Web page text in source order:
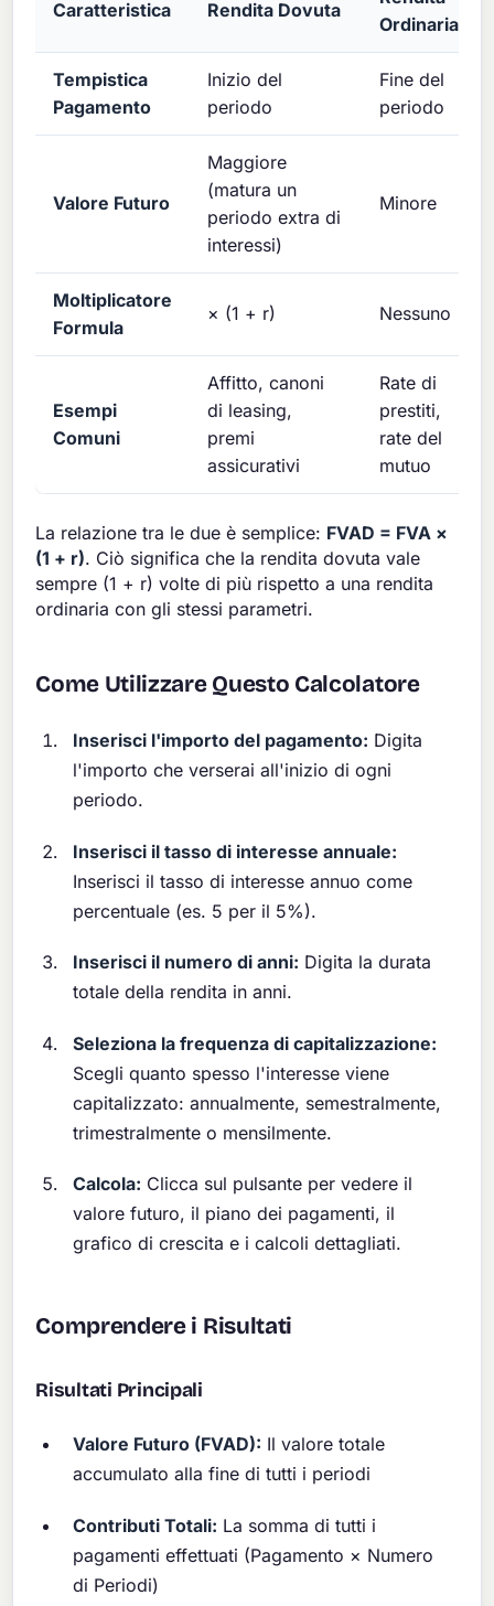
Caratteristica Rendita Dovuta
Ordinaria
Tempistica
Pagamento
Inizio del
periodo
Fine del
periodo
Valore Futuro
Maggiore
(matura un
periodo extra di
interessi)
Minore
Moltiplicatore
Formula
× (1 + r) Nessuno
Esempi
Comuni
Affitto, canoni
di leasing,
premi
assicurativi
Rate di
prestiti,
rate del
mutuo
La relazione tra le due è semplice: FVAD = FVA ×
(1 + r). Ciò significa che la rendita dovuta vale
sempre (1 + r) volte di più rispetto a una rendita
ordinaria con gli stessi parametri.
Come Utilizzare Questo Calcolatore
Inserisci l'importo del pagamento: Digita
l'importo che verserai all'inizio di ogni
periodo.
Inserisci il tasso di interesse annuale:
Inserisci il tasso di interesse annuo come
percentuale (es. 5 per il 5%).
Inserisci il numero di anni: Digita la durata
totale della rendita in anni.
Seleziona la frequenza di capitalizzazione:
Scegli quanto spesso l'interesse viene
capitalizzato: annualmente, semestralmente,
trimestralmente o mensilmente.
Calcola: Clicca sul pulsante per vedere il
valore futuro, il piano dei pagamenti, il
grafico di crescita e i calcoli dettagliati.
Comprendere i Risultati
Risultati Principali
Valore Futuro (FVAD): Il valore totale
accumulato alla fine di tutti i periodi
Contributi Totali: La somma di tutti i
pagamenti effettuati (Pagamento × Numero
di Periodi)